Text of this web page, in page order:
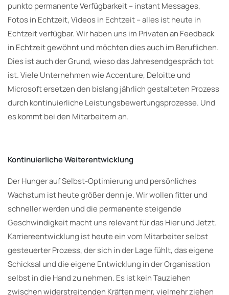
punkto permanente Verfügbarkeit – instant Messages,
Fotos in Echtzeit, Videos in Echtzeit – alles ist heute in
Echtzeit verfügbar. Wir haben uns im Privaten an Feedback
in Echtzeit gewöhnt und möchten dies auch im Beruflichen.
Dies ist auch der Grund, wieso das Jahresendgespräch tot
ist. Viele Unternehmen wie Accenture, Deloitte und
Microsoft ersetzen den bislang jährlich gestalteten Prozess
durch kontinuierliche Leistungsbewertungsprozesse. Und
es kommt bei den Mitarbeitern an.
Kontinuierliche Weiterentwicklung
Der Hunger auf Selbst-Optimierung und persönliches
Wachstum ist heute größer denn je. Wir wollen fitter und
schneller werden und die permanente steigende
Geschwindigkeit macht uns relevant für das Hier und Jetzt.
Karriereentwicklung ist heute ein vom Mitarbeiter selbst
gesteuerter Prozess, der sich in der Lage fühlt, das eigene
Schicksal und die eigene Entwicklung in der Organisation
selbst in die Hand zu nehmen. Es ist kein Tauziehen
zwischen widerstreitenden Kräften mehr, vielmehr ziehen